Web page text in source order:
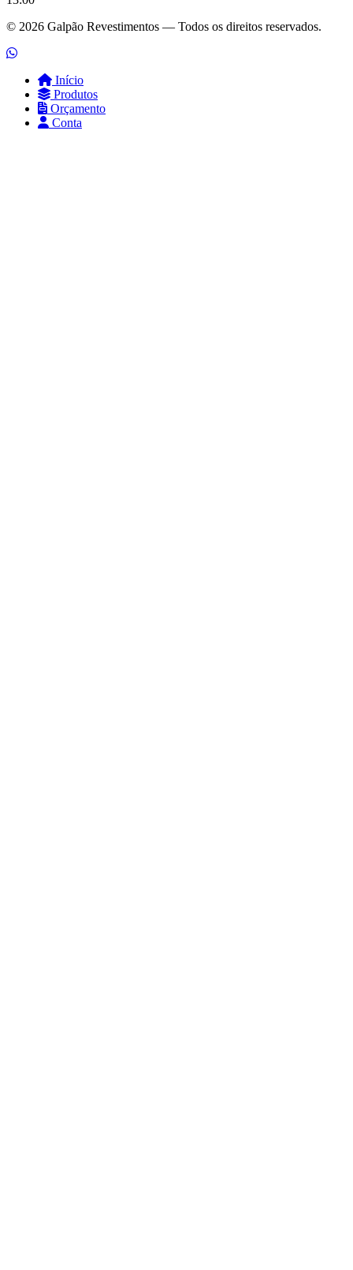
© 2026 Galpão Revestimentos — Todos os direitos reservados.
Início
Produtos
Orçamento
Conta